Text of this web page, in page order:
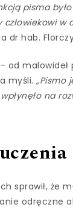
pisma
w
dr hab.
od
myśli.„Pismo
na
że
odręczne